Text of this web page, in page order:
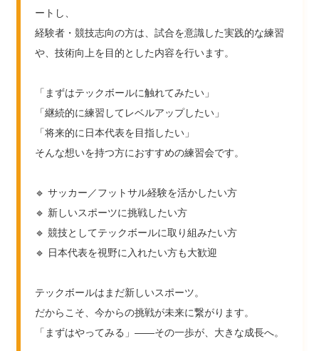
ートし、
経験者・競技志向の方は、試合を意識した実践的な練習
や、技術向上を目的とした内容を行います。
「まずはテックボールに触れてみたい」
「継続的に練習してレベルアップしたい」
「将来的に日本代表を目指したい」
そんな想いを持つ方におすすめの練習会です。
🔹 サッカー／フットサル経験を活かしたい方
🔹 新しいスポーツに挑戦したい方
🔹 競技としてテックボールに取り組みたい方
🔹 日本代表を視野に入れたい方も大歓迎
テックボールはまだ新しいスポーツ。
だからこそ、今からの挑戦が未来に繋がります。
「まずはやってみる」――その一歩が、大きな成長へ。